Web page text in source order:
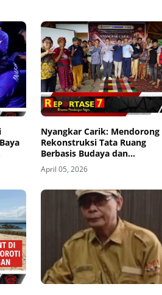
Nyangkar Carik: Mendorong
Rekonstruksi Tata Ruang
Berbasis Budaya dan
Memperkuat Nilai Adat
April 05, 2026